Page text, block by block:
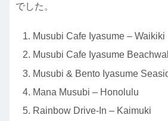
でした。
Musubi Cafe Iyasume – Waikiki
Musubi Cafe Iyasume
Musubi & Bento Iyasume
Mana Musubi – Honolulu
Rainbow Drive-In – Kaimuki